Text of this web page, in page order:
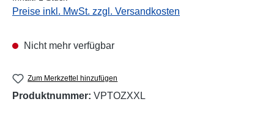
Preise inkl. MwSt. zzgl. Versandkosten
Nicht mehr verfügbar
Zum Merkzettel hinzufügen
Produktnummer: VPTOZXXL